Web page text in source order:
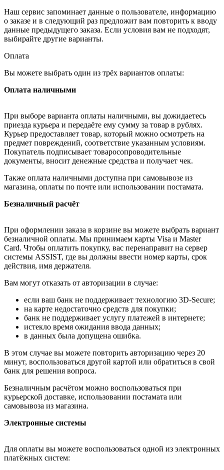
Наш сервис запоминает данные о пользователе, информацию
о заказе и в следующий раз предложит вам повторить к вводу
данные предыдущего заказа. Если условия вам не подходят,
выбирайте другие варианты.
Оплата
Вы можете выбрать один из трёх вариантов оплаты:
Оплата наличными
При выборе варианта оплаты наличными, вы дожидаетесь
приезда курьера и передаёте ему сумму за товар в рублях.
Курьер предоставляет товар, который можно осмотреть на
предмет повреждений, соответствие указанным условиям.
Покупатель подписывает товаросопроводительные
документы, вносит денежные средства и получает чек.
Также оплата наличными доступна при самовывозе из
магазина, оплаты по почте или использовании постамата.
Безналичный расчёт
При оформлении заказа в корзине вы можете выбрать вариант
безналичной оплаты. Мы принимаем карты Visa и Master
Card. Чтобы оплатить покупку, вас перенаправит на сервер
системы ASSIST, где вы должны ввести номер карты, срок
действия, имя держателя.
Вам могут отказать от авторизации в случае:
если ваш банк не поддерживает технологию 3D-Secure;
на карте недостаточно средств для покупки;
банк не поддерживает услугу платежей в интернете;
истекло время ожидания ввода данных;
в данных была допущена ошибка.
В этом случае вы можете повторить авторизацию через 20
минут, воспользоваться другой картой или обратиться в свой
банк для решения вопроса.
Безналичным расчётом можно воспользоваться при
курьерской доставке, использовании постамата или
самовывоза из магазина.
Электронные системы
Для оплаты вы можете воспользоваться одной из электронных
платёжных систем: